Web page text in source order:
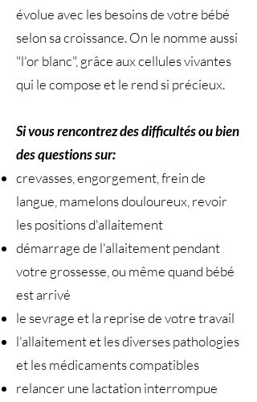
évolue avec les besoins de votre bébé
selon sa croissance. On le nomme aussi
"l'or blanc", grâce aux cellules vivantes
qui le compose et le rend si précieux.
Si vous rencontrez des difficultés ou bien
des questions sur:
crevasses, engorgement, frein de
langue, mamelons douloureux, revoir
les positions d'allaitement
démarrage de l'allaitement pendant
votre grossesse, ou même quand bébé
est arrivé
le sevrage et la reprise de votre travail
l'allaitement et les diverses pathologies
et les médicaments compatibles
relancer une lactation interrompue